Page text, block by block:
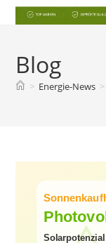
Blog
> Energie-News >